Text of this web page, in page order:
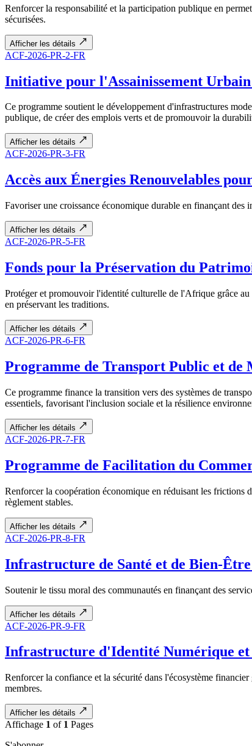
Renforcer la responsabilité et la participation publique en
sécurisées.
Afficher les détails
ACF-2026-PR-2-FR
Initiative pour l'Assainissement
Ce programme soutient le développement d'infrastructures
publique, de créer des emplois verts et de promouvoir la
Afficher les détails
ACF-2026-PR-3-FR
Accès aux Énergies Renouvelables
Favoriser une croissance économique durable en finançant des
Afficher les détails
ACF-2026-PR-5-FR
Fonds pour la Préservation du
Protéger et promouvoir l'identité culturelle de l'Afrique grâce
en préservant les traditions.
Afficher les détails
ACF-2026-PR-6-FR
Programme de Transport Public et de
Ce programme finance la transition vers des systèmes de
essentiels, favorisant l'inclusion sociale et la résilience
Afficher les détails
ACF-2026-PR-7-FR
Programme de Facilitation du
Renforcer la coopération économique en réduisant les frictions
règlement stables.
Afficher les détails
ACF-2026-PR-8-FR
Infrastructure de Santé et de Bien-
Soutenir le tissu moral des communautés en finançant des
Afficher les détails
ACF-2026-PR-9-FR
Infrastructure d'Identité Numérique et
Renforcer la confiance et la sécurité dans l'écosystème
membres.
Afficher les détails
Affichage 1 of 1 Pages